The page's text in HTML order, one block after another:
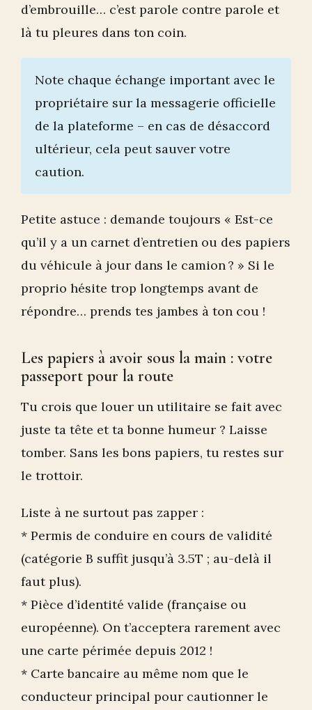
d’embrouille… c’est parole contre parole et
là tu pleures dans ton coin.
Note chaque échange important avec le
propriétaire sur la messagerie officielle
de la plateforme – en cas de désaccord
ultérieur, cela peut sauver votre
caution.
Petite astuce : demande toujours « Est-ce
qu’il y a un carnet d’entretien ou des papiers
du véhicule à jour dans le camion ? » Si le
proprio hésite trop longtemps avant de
répondre… prends tes jambes à ton cou !
Les papiers à avoir sous la main : votre
passeport pour la route
Tu crois que louer un utilitaire se fait avec
juste ta tête et ta bonne humeur ? Laisse
tomber. Sans les bons papiers, tu restes sur
le trottoir.
Liste à ne surtout pas zapper :
* Permis de conduire en cours de validité
(catégorie B suffit jusqu’à 3.5T ; au-delà il
faut plus).
* Pièce d’identité valide (française ou
européenne). On t’acceptera rarement avec
une carte périmée depuis 2012 !
* Carte bancaire au même nom que le
conducteur principal pour cautionner le